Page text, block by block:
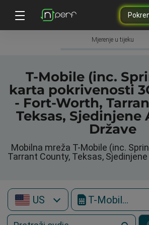
Mjerenje u tijeku
T-Mobile (inc.
karta pokrivenosti
- Fort-Worth,
Teksas, Sjedinjene
Države
Mobilna mreža T-Mobile (inc.
Tarrant County, Teksas,
US T-Mobile (inc. Sprint)